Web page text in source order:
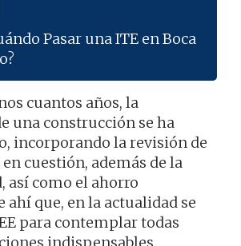
Pasar una ITE en Boca
cuantos años, la
una construcción se ha
incorporando la revisión de
cuestión, además de la
así como el ahorro
ahí que, en la actualidad se
para contemplar todas
indispensables.